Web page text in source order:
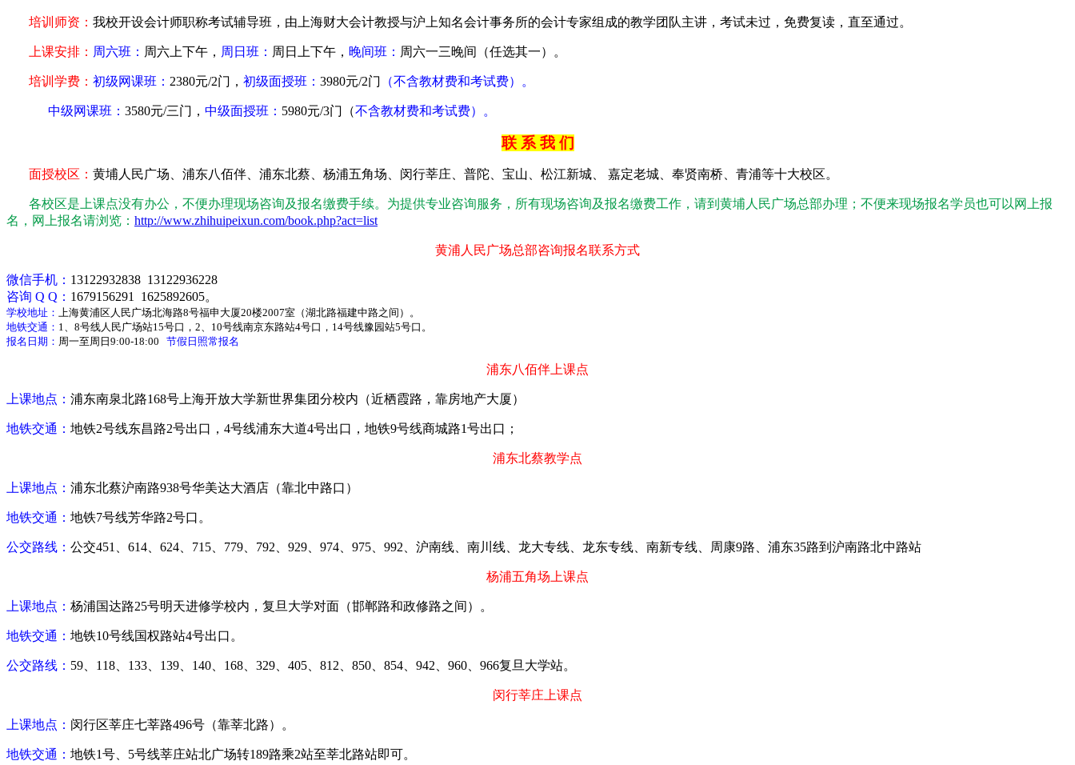
培训师资： 我校开设会计师职称考试辅导班，由上海财大会计教授与沪上知名会计事务所的会计专家组成的教学团队主讲， 考试未过， 免费复读，直至通过。
上课安排： 周六班： 周六上下午， 周日班： 周日上下午， 晚间班： 周六一三晚间（任选其一）。
培训学费： 初级网课班： 2380元/2门， 初级面授班： 3980元/2门 （不含教材费和考试费）。
中级网课班： 3580元/三门， 中级面授班： 5980元/3门（不含教材费和考试费）。
联 系 我 们
面授校区： 黄埔人民广场、浦东八佰伴、浦东北蔡、杨浦五角场、闵行莘庄、普陀、宝山、松江新城、 嘉定老城、奉贤南桥、青浦等十大校区。
各校区是上课点没有办公，不便办理现场咨询及报名缴费手续。为提供专业咨询服务，所有现场咨询及报名缴费工作，请到黄埔人民广场总部办理；不便来现场报名学员也可以网上报
名，网上报名请浏览： http://www.zhihuipeixun.com/book.php?act=list
黄浦人民广场总部咨询报名联系方式
微信手机： 13122932838 13122936228
咨询 Q Q ： 1679156291 1625892605。
学校地址： 上海黄浦区人民广场北海路8号福申大厦20楼2007室（湖北路福建中路之间）。
地铁交通： 1、 8号线人民广场站15号口， 2、 10号线南京东路站4号口， 14号线豫园站5号口。
报名日期： 周一至周日 9:00-18:00 节假日照常报名
浦东八佰伴上课点
上课地点： 浦东南泉北路168号上海开放大学新世界集团分校内（近栖霞路，靠房地产大厦）
地铁交通： 地铁2号线东昌路2号出口， 4号线浦东大道4号出口，地铁9号线商城路1号出口；
浦东北蔡教学点
上课地点： 浦东北蔡沪南路938号华美达大酒店（靠北中路口）
地铁交通： 地铁7号线芳华路2号口。
公交路线： 公交451 614 624 715 779 792 929 974 975 992 、沪南线、南川线、龙大专线、龙东专线、南新专线、周康9路、浦东35路到沪南路北中路站
杨浦五角场上课点
上课地点： 杨浦国达路25号明天进修学校内，复旦大学对面（邯郸路和政修路之间）。
地铁交通： 地铁10号线国权路站4号出口 。
公交路线： 59 118 133 139 140 168 329 405 812 850 854 942 960 966复旦大学站。
闵行莘庄上课点
上课地点： 闵行区莘庄七莘路496号（靠莘北路）。
地铁交通：地铁1号、 5号线莘庄站北广场转189路乘2站至莘北路站即可。